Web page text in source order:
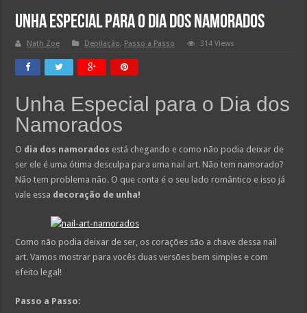
Unha Especial para o Dia dos Namorados
Nath Zoe Depilação, Passo a Passo 314 Views
Unha Especial para o Dia dos
Namorados
O dia dos namorados está chegando e como não podia deixar de
ser ele é uma ótima desculpa para uma nail art. Não tem namorado?
Não tem problema não. O que conta é o seu lado romântico e isso já
vale essa decoração de unha!
Como não podia deixar de ser, os corações são a chave dessa nail
art. Vamos mostrar para vocês duas versões bem simples e com
efeito legal!
Passo a Passo: